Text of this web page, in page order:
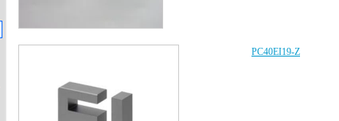
PC40EI19-Z